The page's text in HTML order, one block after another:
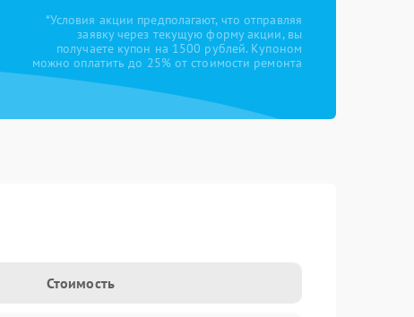
*Условия акции предполагают, что отправляя
заявку через текущую форму акции, вы
получаете купон на 1500 рублей. Купоном
можно оплатить до 25% от стоимости ремонта
Стоимость